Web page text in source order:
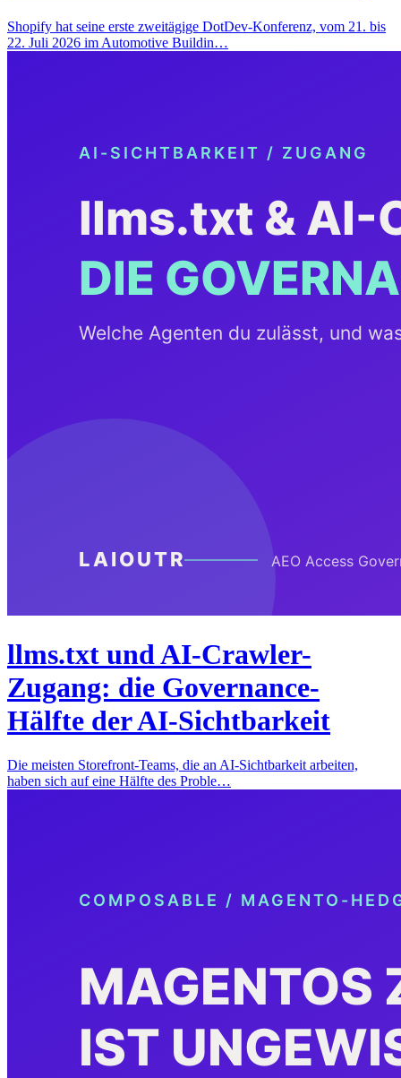
Shopify hat seine erste zweitägige DotDev-Konferenz, vom 21. bis
22. Juli 2026 im Automotive Buildin…
llms.txt und AI-Crawler-
Zugang: die Governance-
Hälfte der AI-Sichtbarkeit
Die meisten Storefront-Teams, die an AI-Sichtbarkeit arbeiten,
haben sich auf eine Hälfte des Proble…